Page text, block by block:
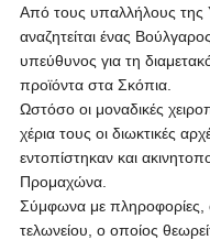
Από τους υπαλλήλους της
αναζητείται ένας
υπεύθυνος για τη
προϊόντα στα Σκόπια.
Ωστόσο οι μοναδικές
χέρια τους οι διωκτικές
εντοπίστηκαν και
Προμαχώνα.
Σύμφωνα με πληροφορίες,
τελωνείου, ο οποίος